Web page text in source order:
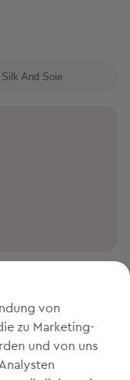
Silk And Soie
von
zu Marketing-
und von uns